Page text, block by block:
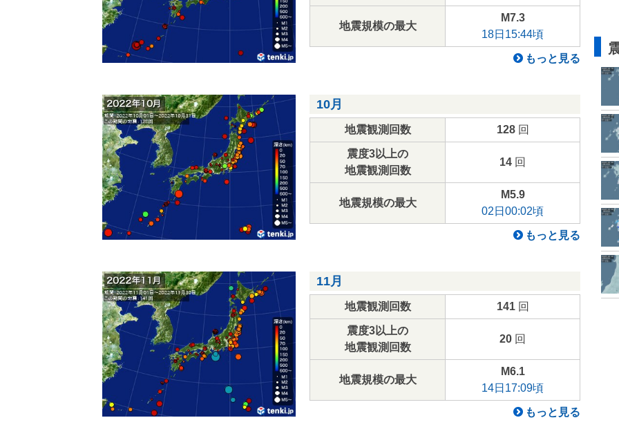
地震規模の最大
M7.3
18日15:44頃
もっと見る
10月
地震観測回数 128回
震度3以上の
地震観測回数
14 回
地震規模の最大
M5.9
02日00:02頃
もっと見る
11月
地震観測回数 141回
震度3以上の
地震観測回数
20 回
地震規模の最大
M6.1
14日17:09頃
もっと見る